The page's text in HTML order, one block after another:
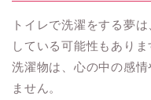
トイレで洗濯をする夢
している可能性もありま
洗濯物は、心の中の感
ません。